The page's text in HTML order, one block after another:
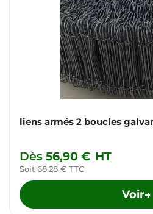
liens armés 2 boucles
Dès 56,90 € HT
Soit 68,28 € TTC
Voir→